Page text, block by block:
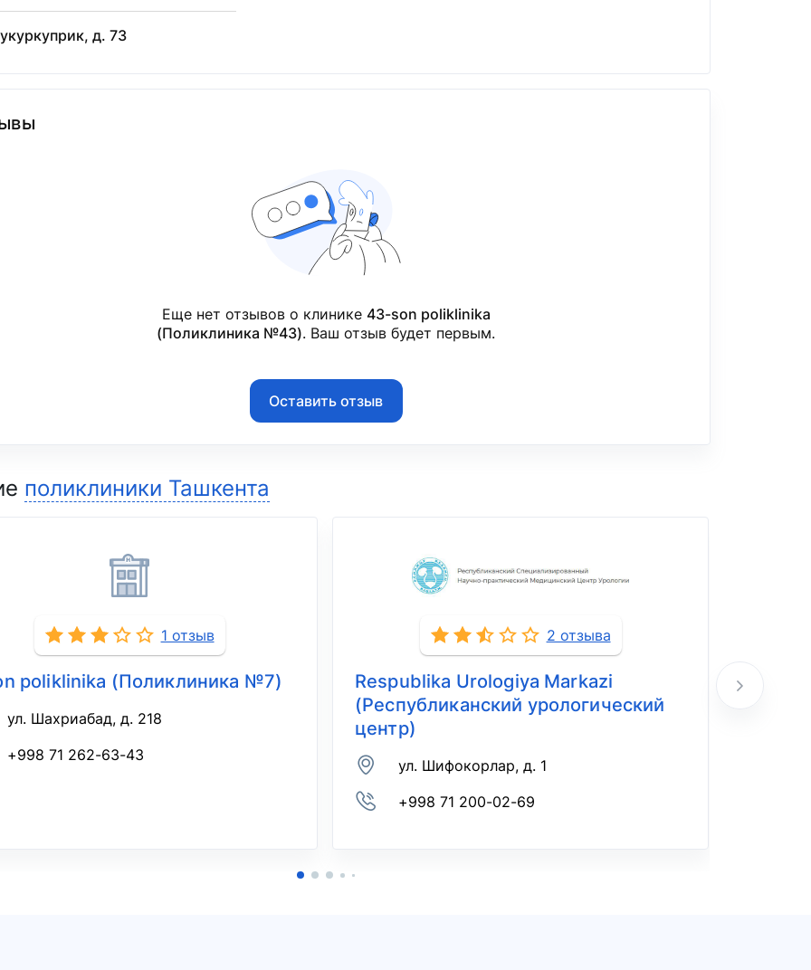
д. 73
Еще нет отзывов о клинике 43-son poliklinika
(Поликлиника №43). Ваш отзыв будет первым.
Оставить отзыв
поликлиники Ташкента
1 отзыв
poliklinika (Поликлиника №7)
ул. Шахриабад, д. 218
+998 71 262-63-43
2 отзыва
Respublika Urologiya Markazi
(Республиканский урологический
центр)
ул. Шифокорлар, д. 1
+998 71 200-02-69